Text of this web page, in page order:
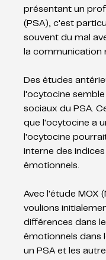
présentant un
(PSA), c'est
souvent du mal
la communication
Des études
l'ocytocine
sociaux du PSA.
que l'ocytocine a
l'ocytocine
interne des
émotionnels.
Avec l'étude MOX
voulions
différences dans
émotionnels dans
un PSA et les